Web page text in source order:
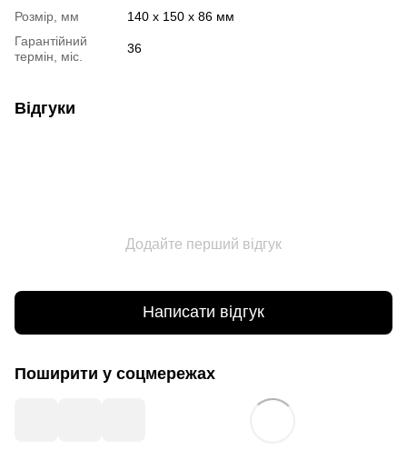
Розмір, мм
140 х 150 х 86 мм
Гарантійний
термін, міс.
36
Відгуки
Додайте перший відгук
Написати відгук
Поширити у соцмережах